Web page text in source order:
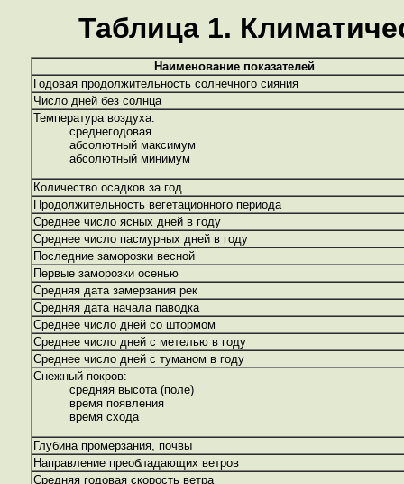
Таблица 1.
Наименование показателей
Годовая продолжительность солнечного сияния
Число дней без солнца
Температура воздуха:
среднегодовая
абсолютный максимум
абсолютный минимум
Количество осадков за год
Продолжительность вегетационного периода
Среднее число ясных дней в году
Среднее число пасмурных дней в году
Последние заморозки весной
Первые заморозки осенью
Средняя дата замерзания рек
Средняя дата начала паводка
Среднее число дней со штормом
Среднее число дней с метелью в году
Среднее число дней с туманом в году
Снежный покров:
средняя высота (поле)
время появления
время схода
Глубина промерзания, почвы
Направление преобладающих ветров
Средняя годовая скорость ветра